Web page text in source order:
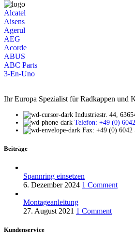
Alcatel
Aisens
Agerul
AEG
Acorde
ABUS
ABC Parts
3-En-Uno
Ihr Europa Spezialist für Radkappen und
Industriestr. 44,
Telefon: +49 (0)
Fax: +49 (0) 6042
Beiträge
Spannring einsetzen
6. Dezember 2024 1 Comment
Montageanleitung
27. August 2021 1 Comment
Kundenservice